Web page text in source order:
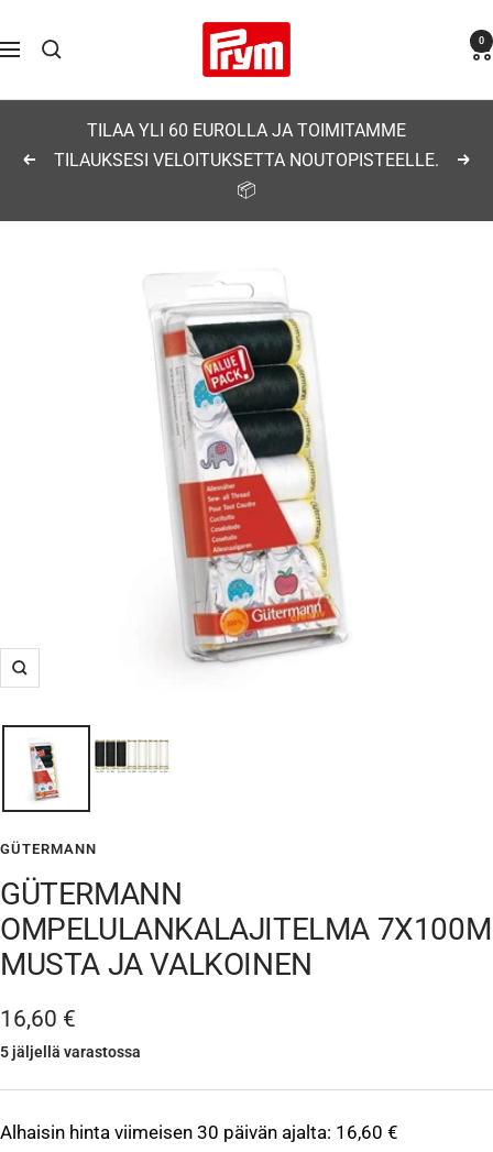
sisältöön
Navigaatio
Prym 0
Edellinen
TILAA YLI 60 EUROLLA JA TOIMITAMME
TILAUKSESI VELOITUKSETTA NOUTOPISTEELLE.
📦
Suurenna
GÜTERMANN
GÜTERMANN
OMPELULANKALAJITELMA 7X100M
MUSTA JA VALKOINEN
Alennushinta
16,60 €
5 jäljellä varastossa
Alhaisin hinta viimeisen 30 päivän ajalta: 16,60 €